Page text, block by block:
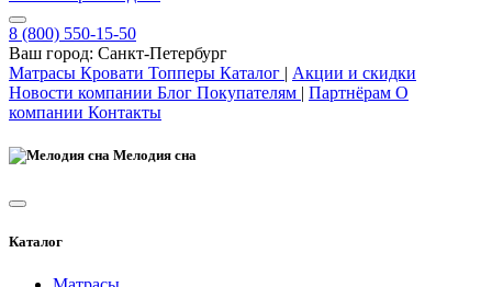
8 (800) 550-15-50
Ваш город: Санкт-Петербург
Матрасы Кровати Топперы Каталог | Акции и скидки
Новости компании Блог Покупателям | Партнёрам О
компании Контакты
Мелодия сна
Каталог